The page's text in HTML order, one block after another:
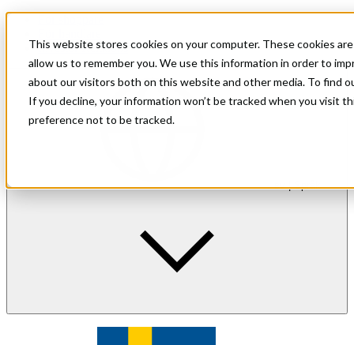
This website stores cookies on your computer. These cookies
allow us to remember you. We use this information in order to
about our visitors both on this website and other media. To find
If you decline, your information won’t be tracked when you visit
preference not to be tracked.
Investor Relations
sv | Språk